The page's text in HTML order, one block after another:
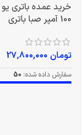
100 آمپر صبا باتری
تومان
سفارش داده شده: 50